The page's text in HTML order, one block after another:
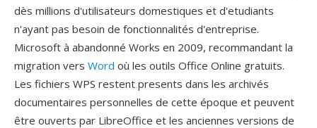
dès millions d'utilisateurs domestiques et d'etudiants
n'ayant pas besoin de fonctionnalités d'entreprise.
Microsoft à abandonné Works en 2009, recommandant la
migration vers Word où les outils Office Online gratuits.
Les fichiers WPS restent presents dans les archivés
documentaires personnelles de cette époque et peuvent
être ouverts par LibreOffice et les anciennes versions de